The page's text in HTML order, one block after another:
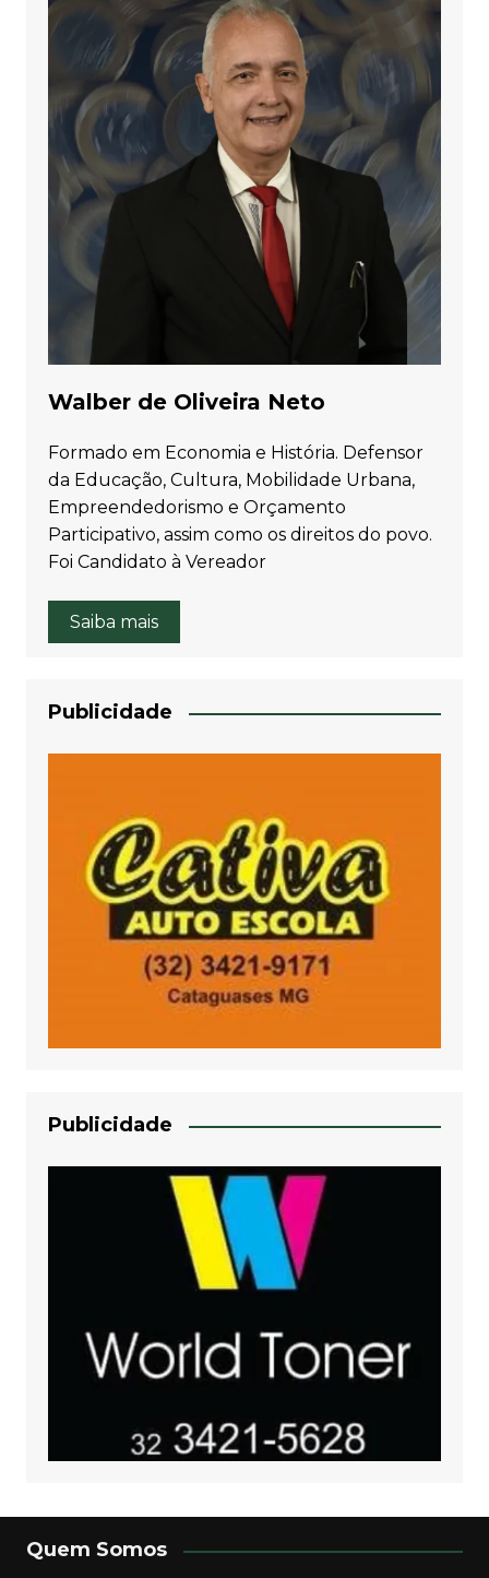
Walber de Oliveira Neto
Formado em Economia e História. Defensor
da Educação, Cultura, Mobilidade Urbana,
Empreendedorismo e Orçamento
Participativo, assim como os direitos do povo.
Foi Candidato à Vereador
Saiba mais
Publicidade
Publicidade
Quem Somos